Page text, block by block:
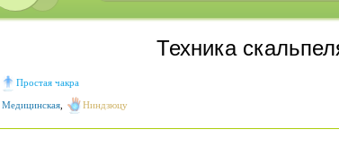
Техника
Простая чакра
Медицинская Ниндзюцу